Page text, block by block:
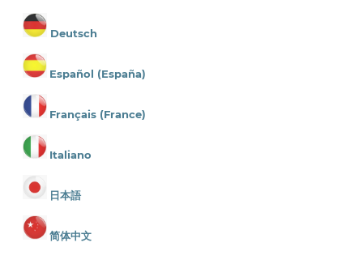
Deutsch
Español (España)
Français (France)
Italiano
日本語
简体中文